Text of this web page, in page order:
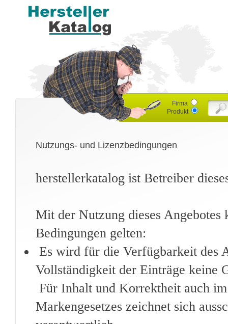
Firma
Produkt
Nutzungs- und Lizenzbedingungen
herstellerkatalog ist Betreiber
Mit der Nutzung dieses
Bedingungen gelten:
Es wird für die Verfügbarkeit des
Vollständigkeit der Einträge keine
Für Inhalt und Korrektheit auch im
Markengesetzes zeichnet sich